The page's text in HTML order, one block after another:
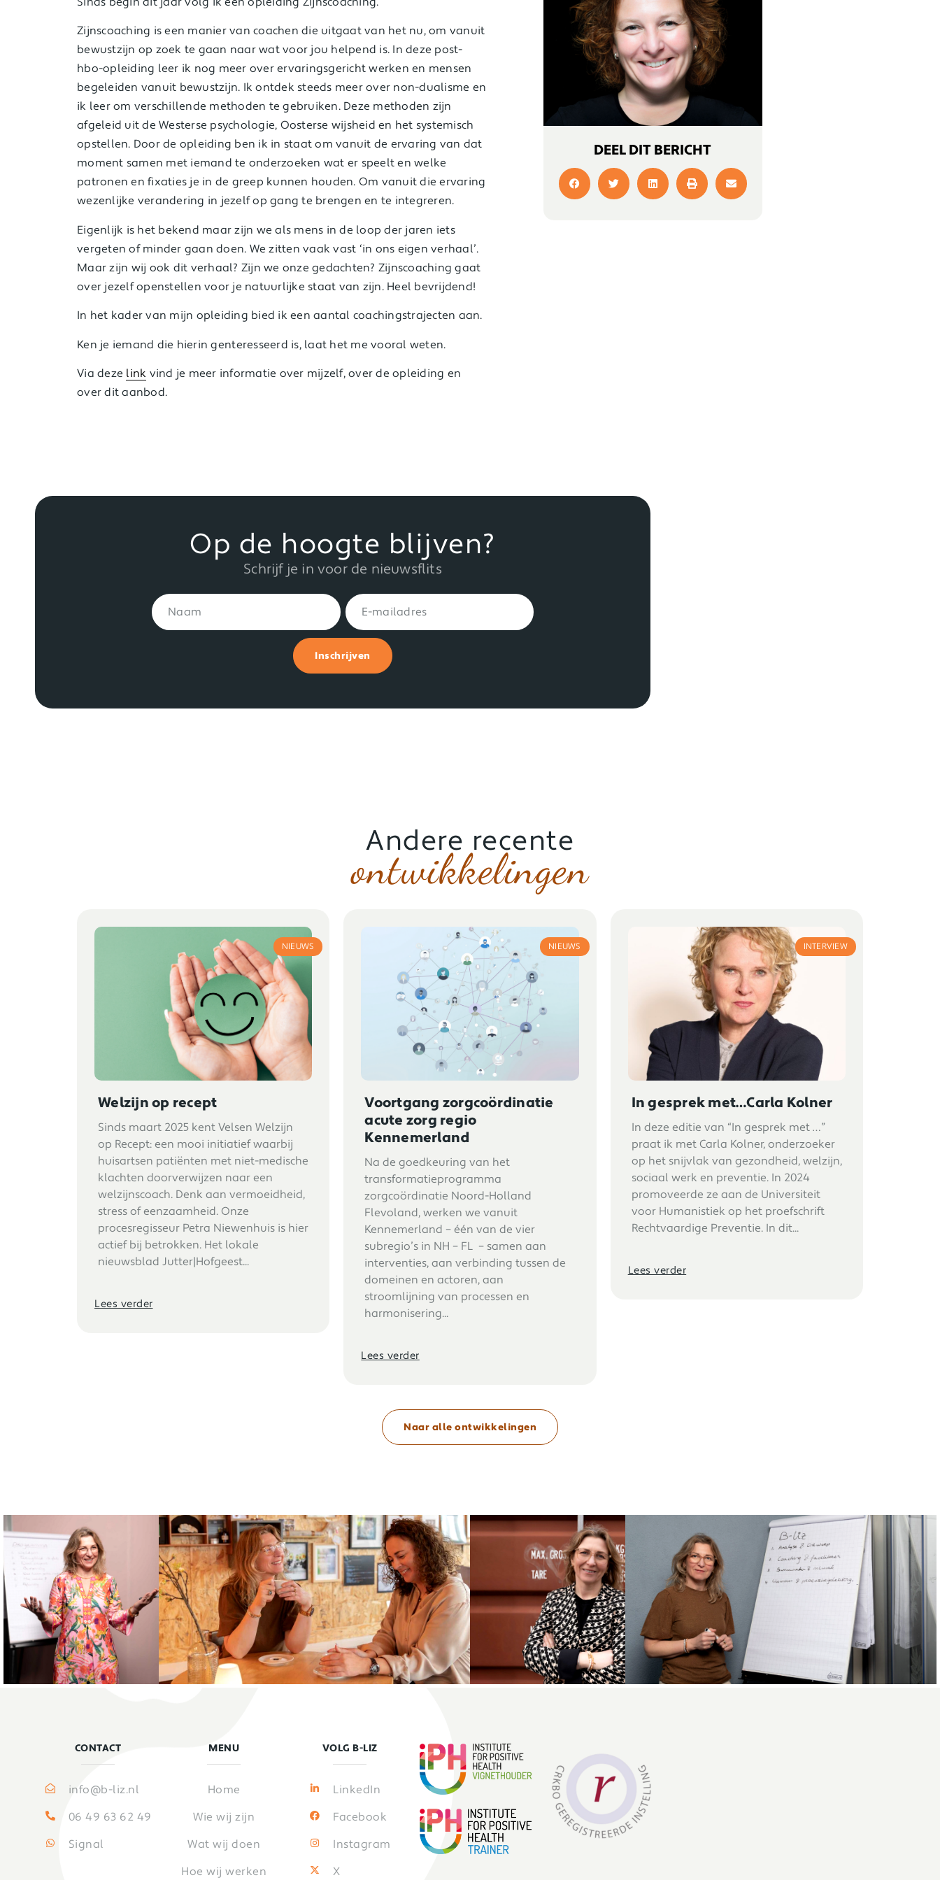
Zijnscoaching is een manier van coachen die uitgaat van het nu, om vanuit
bewustzijn op zoek te gaan naar wat voor jou helpend is. In deze post-
hbo-opleiding leer ik nog meer over ervaringsgericht werken en mensen
begeleiden vanuit bewustzijn. Ik ontdek steeds meer over non-dualisme en
ik leer om verschillende methoden te gebruiken. Deze methoden zijn
afgeleid uit de Westerse psychologie, Oosterse wijsheid en het systemisch
opstellen. Door de opleiding ben ik in staat om vanuit de ervaring van dat
moment samen met iemand te onderzoeken wat er speelt en welke
patronen en fixaties je in de greep kunnen houden. Om vanuit die ervaring
wezenlijke verandering in jezelf op gang te brengen en te integreren.
Eigenlijk is het bekend maar zijn we als mens in de loop der jaren iets
vergeten of minder gaan doen. We zitten vaak vast ‘in ons eigen verhaal’.
Maar zijn wij ook dit verhaal? Zijn we onze gedachten? Zijnscoaching gaat
over jezelf openstellen voor je natuurlijke staat van zijn. Heel bevrijdend!
In het kader van mijn opleiding bied ik een aantal coachingstrajecten aan.
Ken je iemand die hierin geïnteresseerd is, laat het me vooral weten.
Via deze link vind je meer informatie over mijzelf, over de opleiding en
over dit aanbod.
DEEL DIT BERICHT
Op de hoogte blijven?
Schrijf je in voor de nieuwsflits
Inschrijven
Andere recente
ontwikkelingen
NIEUWS
Welzijn op recept
Sinds maart 2025 kent Velsen Welzijn
op Recept: een mooi initiatief waarbij
huisartsen patiënten met niet-medische
klachten doorverwijzen naar een
welzijnscoach. Denk aan vermoeidheid,
stress of eenzaamheid. Onze
procesregisseur Petra Niewenhuis is hier
actief bij betrokken. Het lokale
nieuwsblad Jutter|Hofgeest...
Lees verder
NIEUWS
Voortgang zorgcoördinatie
acute zorg regio
Kennemerland
Na de goedkeuring van het
transformatieprogramma
zorgcoördinatie Noord-Holland
Flevoland, werken we vanuit
Kennemerland – één van de vier
subregio’s in NH – FL – samen aan
interventies, aan verbinding tussen de
domeinen en actoren, aan
stroomlijning van processen en
harmonisering...
Lees verder
INTERVIEW
In gesprek met…Carla Kolner
In deze editie van “In gesprek met …”
praat ik met Carla Kolner, onderzoeker
op het snijvlak van gezondheid, welzijn,
sociaal werk en preventie. In 2024
promoveerde ze aan de Universiteit
voor Humanistiek op het proefschrift
Rechtvaardige Preventie. In dit...
Lees verder
Naar alle ontwikkelingen
CONTACT
info@b-liz.nl
06 49 63 62 49
Signal
MENU
Home
Wie wij zijn
Wat wij doen
Hoe wij werken
VOLG B-LIZ
LinkedIn
Facebook
Instagram
X